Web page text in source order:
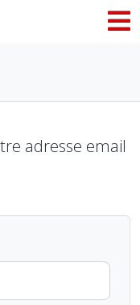
adresse email